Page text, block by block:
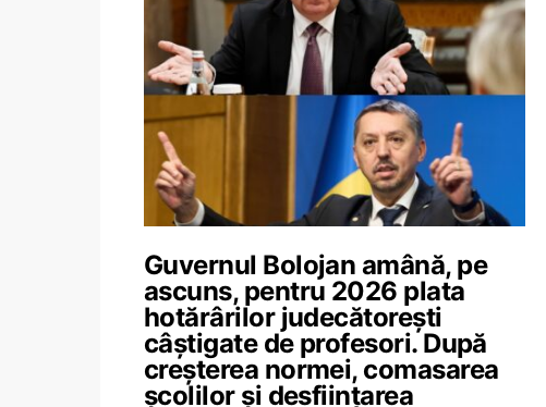
Guvernul Bolojan amână, pe
ascuns, pentru 2026 plata
hotărârilor judecătorești
câștigate de profesori. După
creșterea normei, comasarea
școlilor și desființarea